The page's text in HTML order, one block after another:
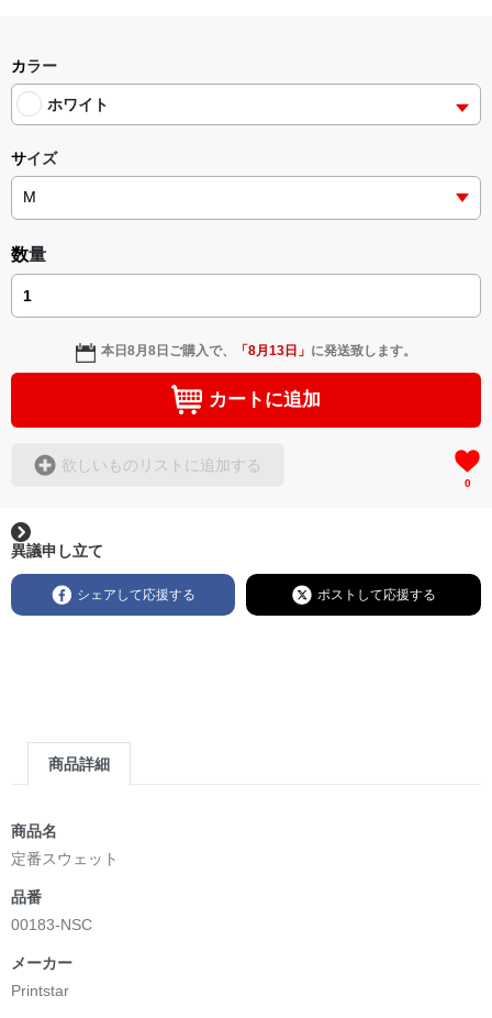
カラー
ホワイト
サイズ
数量
本日8月8日 ご購入で、 「8月13日 」 に発送致します。
カートに追加
欲しいものリストに追加する
0
異議申し立て
シェアして応援する ポストして応援する
商品詳細
商品名
定番スウェット
品番
00183-NSC
メーカー
Printstar